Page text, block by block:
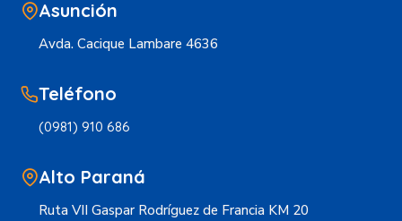
Asunción
Avda. Cacique Lambare 4636
Teléfono
(0981) 910 686
Alto Paraná
Ruta VII Gaspar Rodríguez de Francia KM 20